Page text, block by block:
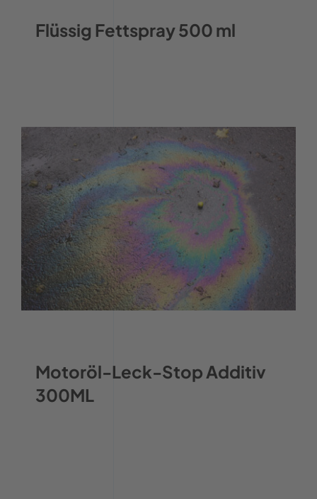
Flüssig Fettspray 500 ml
Motoröl-Leck-Stop Additiv
300ML